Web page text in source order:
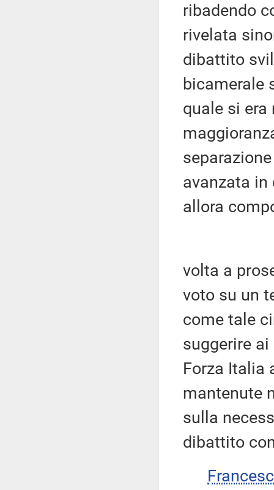
ribadendo
rivelata
dibattito
bicamerale
quale si
avanzata in
allora
volta a
voto su un
come tale
suggerire
Forza Italia
mantenute
sulla
dibattito